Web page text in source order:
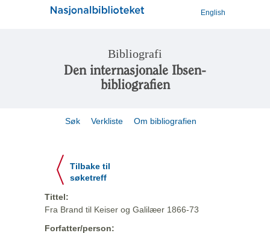
English
Bibliografi
Den internasjonale Ibsen-
bibliografien
Søk Verkliste Om bibliografien
Tilbake til
søketreff
Tittel:
Fra Brand til Keiser og Galilæer 1866-73
Forfatter/person: